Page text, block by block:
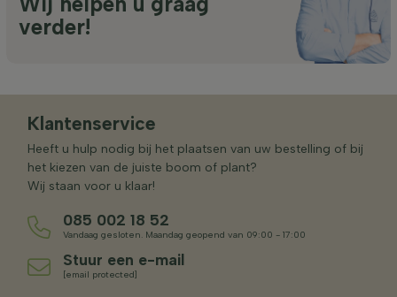
verder!
Klantenservice
Heeft u hulp nodig bij het plaatsen van uw bestelling of bij
het kiezen van de juiste boom of plant?
Wij staan voor u klaar!
085 002 18 52
Vandaag gesloten. Maandag geopend van 09:00 - 17:00
Stuur een e-mail
[email protected]